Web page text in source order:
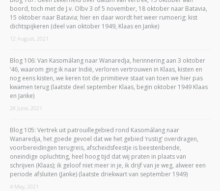
boord, toch met de J.v. Olbv 3 of 5 november, 18 oktober naar Batavia,
15 oktober naar Batavia; hier en daar wordt het weer rumoerig; kist
dichtspijkeren (deel van oktober 1949, Klaas en Janke)
12 August, 2021
Blog 106: Van Kasomálang naar Wanaredja, herinnering aan 3 oktober
’46, waarom ging ik naar Indië, verloren vertrouwen in Klaas, kisten en
nog eens kisten, we keren tot de primitieve staat van toen we hier pas
kwamen terug (laatste deel september Klaas, begin oktober 1949 Klaas
en Janke)
28 June, 2021
Blog 105: Vertrek uit patrouillegebied rond Kasomálang naar
Wanaredja, het goede gevoel dat we het gebied ‘rustig’ overdragen,
voorbereidingen terugreis, afscheidsfeestje is beestenbende,
oneindige opluchting, heel hoog tijd dat wij praten in plaats van
schrijven (Klaas); ik geloof niet meer in je, ik drijf van je weg, alweer een
periode afsluiten (Janke) (laatste driekwart van september 1949)
4 May, 2021